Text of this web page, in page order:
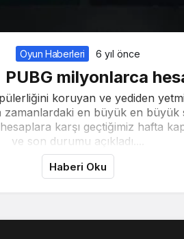
Oyun Haberleri 6 yıl önce
milyonlarca
koruyan ve yediden
en büyük en büyük
karşı geçtiğimiz hafta
ve son durumu açıkladı....
Haberi Oku